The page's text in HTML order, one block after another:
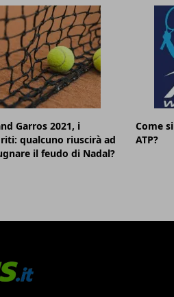
Garros 2021, i
qualcuno riuscirà ad
il feudo di Nadal?
Come
ATP?